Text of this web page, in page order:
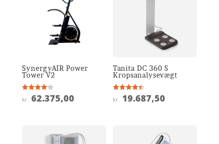
SynergyAIR Power
Tower V2
Vurderet
4.2
kr. 62.375,00
Tanita DC 360 S
Kropsanalysevægt
Vurderet
4.4
kr. 19.687,50